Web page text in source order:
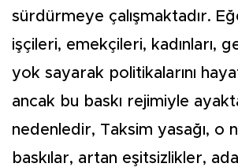
sürdürmeye çalışmaktadır.
işçileri, emekçileri, kadınları,
yok sayarak politikalarını
ancak bu baskı rejimiyle
nedenledir, Taksim yasağı, o
baskılar, artan eşitsizlikler,